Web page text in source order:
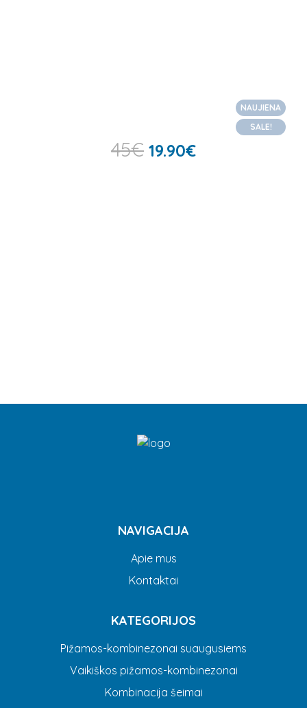
NAUJIENA
SALE!
45€ 19.90€
NAVIGACIJA
Apie mus
Kontaktai
KATEGORIJOS
Pižamos-kombinezonai suaugusiems
Vaikiškos pižamos-kombinezonai
Kombinacija šeimai